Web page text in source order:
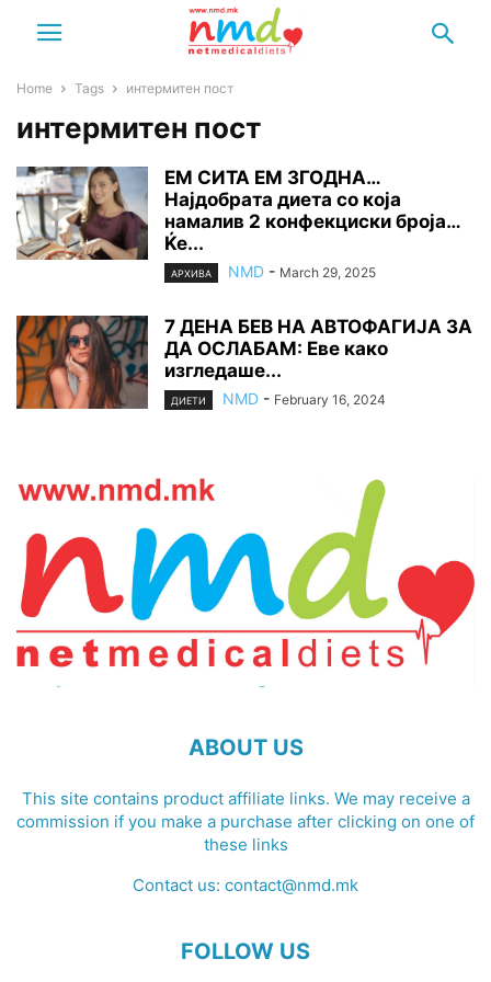
Home Tags интермитен пост
интермитен пост
ЕМ СИТА ЕМ ЗГОДНА…
Најдобрата диета со која
намалив 2 конфекциски броја…
Ќе...
АРХИВА NMD - March 29, 2025
7 ДЕНА БЕВ НА АВТОФАГИЈА ЗА
ДА ОСЛАБАМ: Еве како
изгледаше...
ДИЕТИ NMD - February 16, 2024
ABOUT US
This site contains product affiliate links. We may receive a
commission if you make a purchase after clicking on one of
these links
Contact us: contact@nmd.mk
FOLLOW US